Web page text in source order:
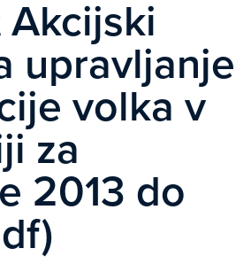
upravljanje
volka v
za
2013 do